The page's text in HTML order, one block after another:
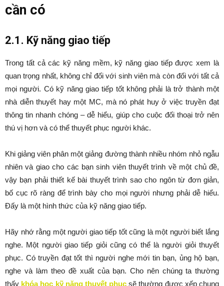
cần có
2.1. Kỹ năng giao tiếp
Trong tất cả các kỹ năng mềm, kỹ năng giao tiếp được xem là
quan trọng nhất, không chỉ đối với sinh viên mà còn đối với tất cả
mọi người. Có kỹ năng giao tiếp tốt không phải là trở thành một
nhà diễn thuyết hay một MC, mà nó phát huy ở việc truyền đạt
thông tin nhanh chóng – dễ hiểu, giúp cho cuộc đối thoại trở nên
thú vị hơn và có thể thuyết phục người khác.
Khi giảng viên phân một giảng đường thành nhiều nhóm nhỏ ngẫu
nhiên và giao cho các bạn sinh viên thuyết trình về một chủ đề,
vậy bạn phải thiết kế bài thuyết trình sao cho ngôn từ đơn giản,
bố cục rõ ràng để trình bày cho mọi người nhưng phải dễ hiểu.
Đấy là một hình thức của kỹ năng giao tiếp.
Hãy nhớ rằng một người giao tiếp tốt cũng là một người biết lắng
nghe. Một người giao tiếp giỏi cũng có thể là người giỏi thuyết
phục. Có truyền đạt tốt thì người nghe mới tin bạn, ủng hộ bạn,
nghe và làm theo đề xuất của bạn. Cho nên chúng ta thường
thấy khóa học kỹ năng thuyết phục sẽ thường được xếp chung